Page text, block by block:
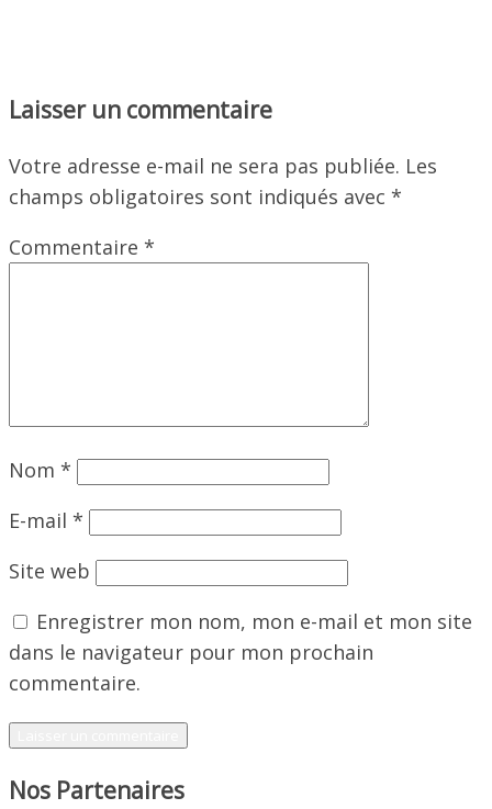
Laisser un commentaire
Votre adresse e-mail ne sera pas publiée. Les
champs obligatoires sont indiqués avec *
Commentaire *
Nom *
E-mail *
Site web
Enregistrer mon nom, mon e-mail et mon site
dans le navigateur pour mon prochain
commentaire.
Nos Partenaires